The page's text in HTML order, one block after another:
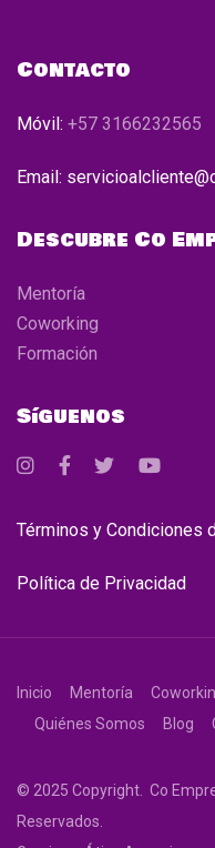
Contacto
Móvil: +57 3166232565
Email:
Descubre Co
Mentoría
Coworking
Formación
Síguenos
Términos y Condiciones
Política de Privacidad
Inicio Mentoría
Quiénes Somos
Blog
© 2025 Copyright. Co
Reservados.